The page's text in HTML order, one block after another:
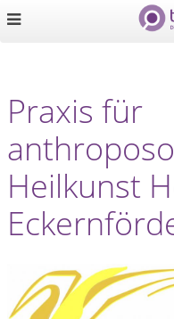
Praxis für
Heilkunst